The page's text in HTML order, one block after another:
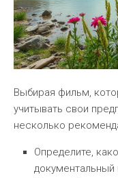
Выбирая фильм,
учитывать свои
несколько
Определите,
документальный